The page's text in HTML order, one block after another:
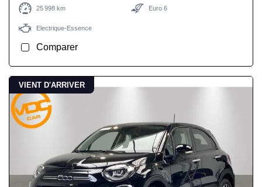
25 998 km Euro 6
Electrique-Essence
Comparer
VIENT D'ARRIVER